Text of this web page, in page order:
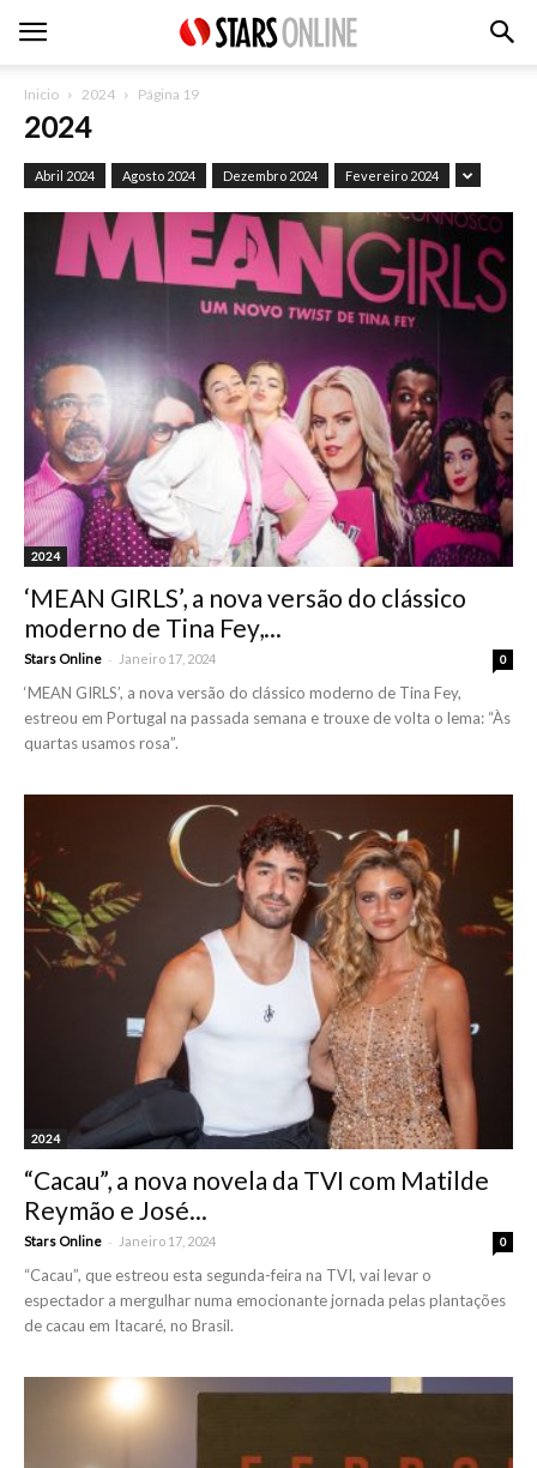
Inicio 2024 Página 19
2024
Abril 2024 Agosto 2024 Dezembro 2024 Fevereiro 2024
2024
‘MEAN GIRLS’, a nova versão do clássico
moderno de Tina Fey,...
Stars Online - Janeiro 17, 2024 0
‘MEAN GIRLS’, a nova versão do clássico moderno de Tina Fey,
estreou em Portugal na passada semana e trouxe de volta o lema: “Às
quartas usamos rosa”.
2024
“Cacau”, a nova novela da TVI com Matilde
Reymão e José...
Stars Online - Janeiro 17, 2024 0
“Cacau”, que estreou esta segunda-feira na TVI, vai levar o
espectador a mergulhar numa emocionante jornada pelas plantações
de cacau em Itacaré, no Brasil.